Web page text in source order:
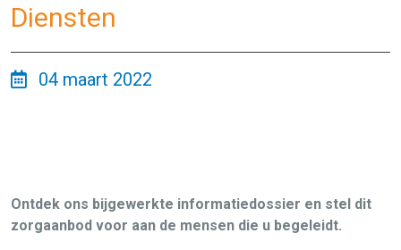
Diensten
04 maart 2022
Ontdek ons bijgewerkte informatiedossier en stel dit
zorgaanbod voor aan de mensen die u begeleidt.